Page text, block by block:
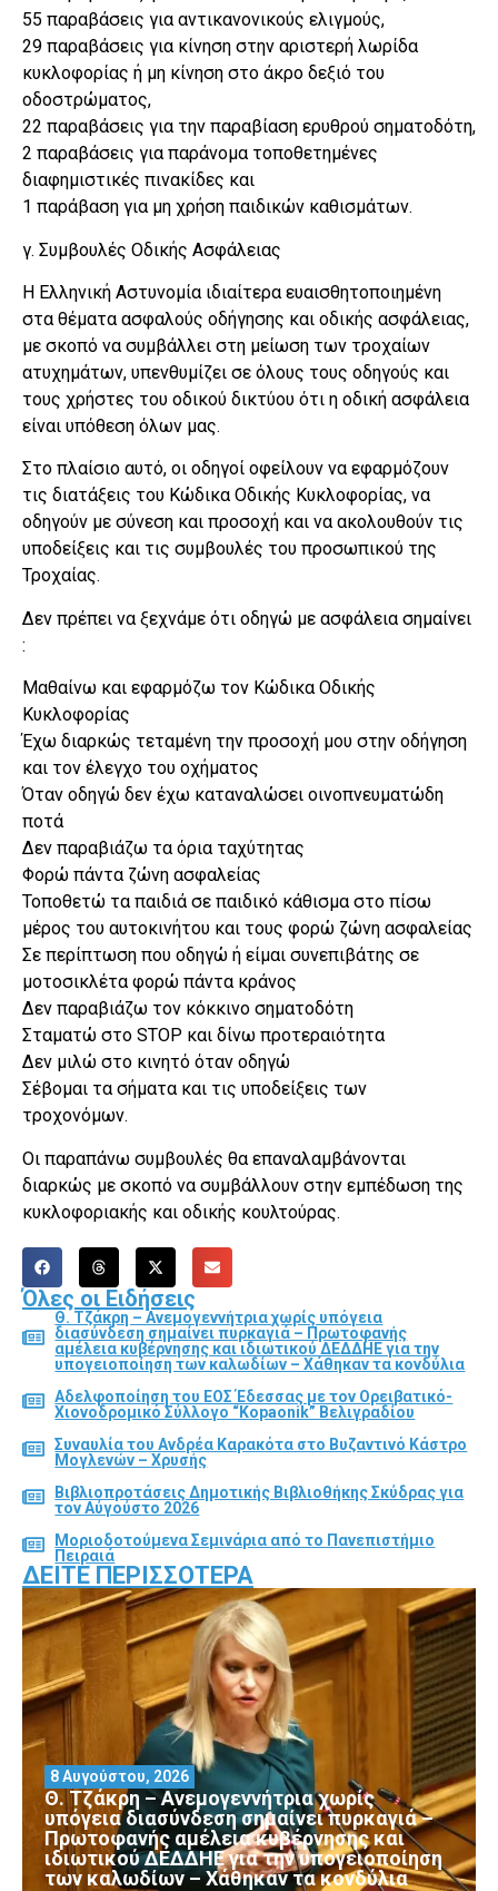
55 παραβάσεις για αντικανονικούς ελιγμούς,
29 παραβάσεις για κίνηση στην αριστερή λωρίδα
κυκλοφορίας ή μη κίνηση στο άκρο δεξιό του
οδοστρώματος,
22 παραβάσεις για την παραβίαση ερυθρού σηματοδότη,
2 παραβάσεις για παράνομα τοποθετημένες
διαφημιστικές πινακίδες και
1 παράβαση για μη χρήση παιδικών καθισμάτων.
γ. Συμβουλές Οδικής Ασφάλειας
Η Ελληνική Αστυνομία ιδιαίτερα ευαισθητοποιημένη
στα θέματα ασφαλούς οδήγησης και οδικής ασφάλειας,
με σκοπό να συμβάλλει στη μείωση των τροχαίων
ατυχημάτων, υπενθυμίζει σε όλους τους οδηγούς και
τους χρήστες του οδικού δικτύου ότι η οδική ασφάλεια
είναι υπόθεση όλων μας.
Στο πλαίσιο αυτό, οι οδηγοί οφείλουν να εφαρμόζουν
τις διατάξεις του Κώδικα Οδικής Κυκλοφορίας, να
οδηγούν με σύνεση και προσοχή και να ακολουθούν τις
υποδείξεις και τις συμβουλές του προσωπικού της
Τροχαίας.
Δεν πρέπει να ξεχνάμε ότι οδηγώ με ασφάλεια σημαίνει
:
Μαθαίνω και εφαρμόζω τον Κώδικα Οδικής
Κυκλοφορίας
Έχω διαρκώς τεταμένη την προσοχή μου στην οδήγηση
και τον έλεγχο του οχήματος
Όταν οδηγώ δεν έχω καταναλώσει οινοπνευματώδη
ποτά
Δεν παραβιάζω τα όρια ταχύτητας
Φορώ πάντα ζώνη ασφαλείας
Τοποθετώ τα παιδιά σε παιδικό κάθισμα στο πίσω
μέρος του αυτοκινήτου και τους φορώ ζώνη ασφαλείας
Σε περίπτωση που οδηγώ ή είμαι συνεπιβάτης σε
μοτοσικλέτα φορώ πάντα κράνος
Δεν παραβιάζω τον κόκκινο σηματοδότη
Σταματώ στο STOP και δίνω προτεραιότητα
Δεν μιλώ στο κινητό όταν οδηγώ
Σέβομαι τα σήματα και τις υποδείξεις των
τροχονόμων.
Οι παραπάνω συμβουλές θα επαναλαμβάνονται
διαρκώς με σκοπό να συμβάλλουν στην εμπέδωση της
κυκλοφοριακής και οδικής κουλτούρας.
Όλες οι Ειδήσεις
Θ. Τζάκρη – Ανεμογεννήτρια χωρίς υπόγεια
διασύνδεση σημαίνει πυρκαγιά – Πρωτοφανής
αμέλεια κυβέρνησης και ιδιωτικού ΔΕΔΔΗΕ για την
υπογειοποίηση των καλωδίων – Χάθηκαν τα κονδύλια
Αδελφοποίηση του ΕΟΣ Έδεσσας με τον Ορειβατικό-
Χιονοδρομικό Σύλλογο “Kopaonik” Βελιγραδίου
Συναυλία του Ανδρέα Καρακότα στο Βυζαντινό Κάστρο
Μογλενών – Χρυσής
Βιβλιοπροτάσεις Δημοτικής Βιβλιοθήκης Σκύδρας για
τον Αύγούστο 2026
Μοριοδοτούμενα Σεμινάρια από το Πανεπιστήμιο
Πειραιά
ΔΕΊΤΕ ΠΕΡΙΣΣΌΤΕΡΑ
Θ. Τζάκρη – Ανεμογεννήτρια χωρίς
υπόγεια διασύνδεση σημαίνει πυρκαγιά –
Πρωτοφανής αμέλεια κυβέρνησης και
ιδιωτικού ΔΕΔΔΗΕ για την υπογειοποίηση
των καλωδίων – Χάθηκαν τα κονδύλια
8 Αυγούστου, 2026